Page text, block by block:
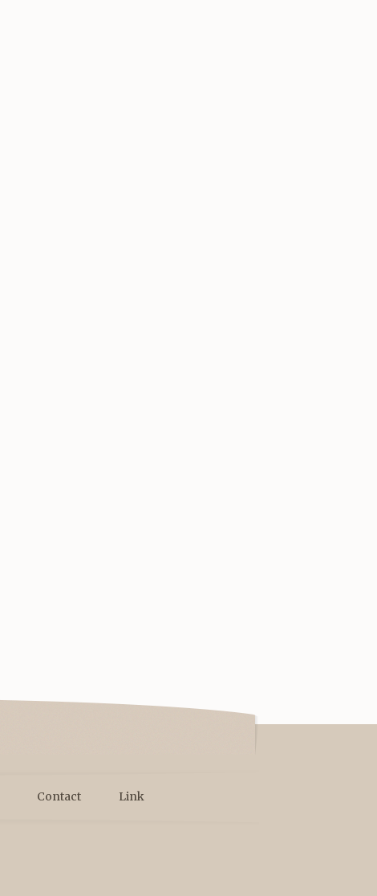
Contact Link